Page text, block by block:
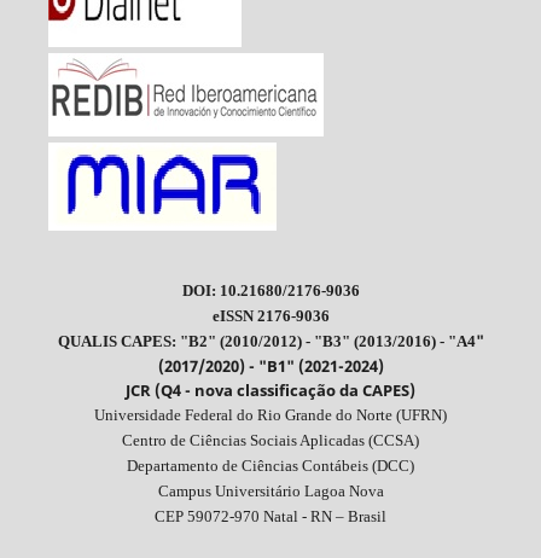
DOI: 10.21680/2176-9036
eISSN 2176-9036
QUALIS CAPES: "B2" (2010/2012) - "B3" (2013/2016) - "A4"
(2017/2020) - "B1" (2021-2024)
JCR (Q4 - nova classificação da CAPES)
Universidade Federal do Rio Grande do Norte (UFRN)
Centro de Ciências Sociais Aplicadas (CCSA)
Departamento de Ciências Contábeis (DCC)
Campus Universitário Lagoa Nova
CEP 59072-970 Natal - RN – Brasil